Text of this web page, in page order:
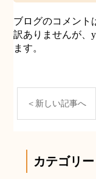
ブログのコメント
訳ありませんが、
ます。
＜新しい記事へ
カテゴリー